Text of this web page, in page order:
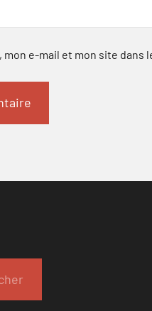
e-mail et mon site dans